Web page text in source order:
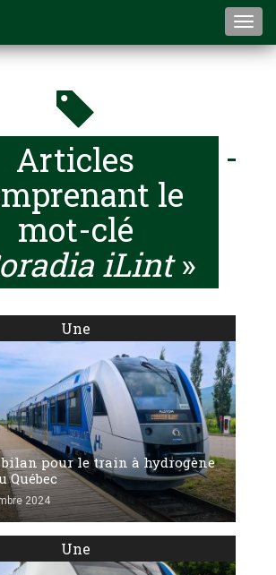
Articles
le
mot-clé
iLint»
Une
bilan pour le train à hydrogène
Québec
2024
Une